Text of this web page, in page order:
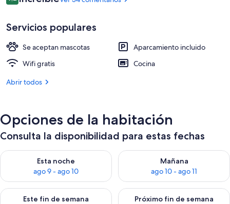
Entrada al alojamiento
de9,2 de 10
Servicios populares
Se aceptan mascotas
Aparcamiento incluido
Wifi gratis
Cocina
Abrir todos
Opciones de la habitación
Consulta la disponibilidad para estas fechas
Esta noche
ago 9 - ago 10
Consulta la disponibilidad para esta noche, ago 9 - ago 10
Mañana
ago 10 - ago 11
Consulta la disponibilidad
Este fin de semana
Consulta la disponibilidad para este fin de semana, ago 14 -
Próximo fin de semana
Consulta la disponibilidad